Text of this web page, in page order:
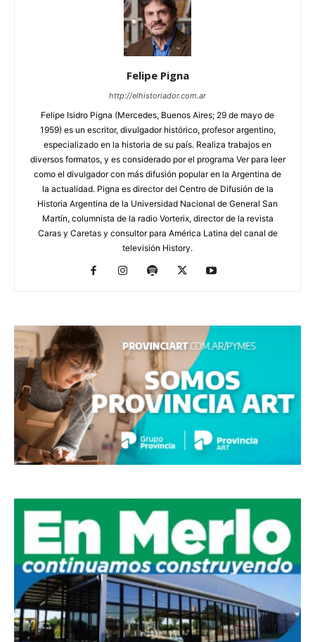
Felipe Pigna
http://elhistoriador.com.ar
Felipe Isidro Pigna (Mercedes, Buenos Aires; 29 de mayo de
1959) es un escritor, divulgador histórico, profesor argentino,
especializado en la historia de su país. Realiza trabajos en
diversos formatos, y es considerado por el programa Ver para leer
como el divulgador con más difusión popular en la Argentina de
la actualidad. Pigna es director del Centro de Difusión de la
Historia Argentina de la Universidad Nacional de General San
Martín, columnista de la radio Vorterix, director de la revista
Caras y Caretas y consultor para América Latina del canal de
televisión History.